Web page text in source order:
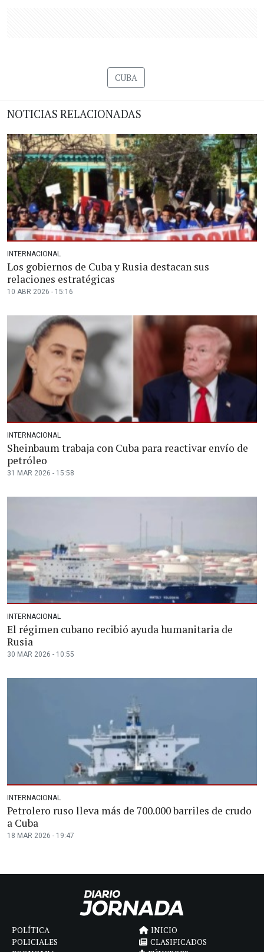
CUBA
NOTICIAS RELACIONADAS
INTERNACIONAL
Los gobiernos de Cuba y Rusia destacan sus
relaciones estratégicas
10 ABR 2026 - 15:16
INTERNACIONAL
Sheinbaum trabaja con Cuba para reactivar envío de
petróleo
31 MAR 2026 - 15:58
INTERNACIONAL
El régimen cubano recibió ayuda humanitaria de
Rusia
30 MAR 2026 - 10:55
INTERNACIONAL
Petrolero ruso lleva más de 700.000 barriles de crudo
a Cuba
18 MAR 2026 - 19:47
POLÍTICA
POLICIALES
INICIO
CLASIFICADOS